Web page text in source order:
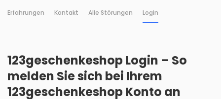
Erfahrungen Kontakt Alle Störungen Login
123geschenkeshop Login – So
melden Sie sich bei Ihrem
123geschenkeshop Konto an